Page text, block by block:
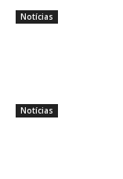
Notícias
Notícias